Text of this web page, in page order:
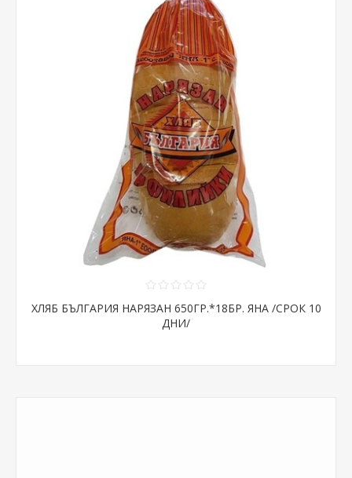
ХЛЯБ БЪЛГАРИЯ НАРЯЗАН 650ГР.*18БР. ЯНА /СРОК 10
ДНИ/